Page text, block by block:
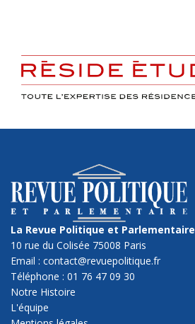
La Revue Politique et Parlementaire
10 rue du Colisée 75008 Paris
Email : contact@revuepolitique.fr
Téléphone : 01 76 47 09 30
Notre Histoire
L'équipe